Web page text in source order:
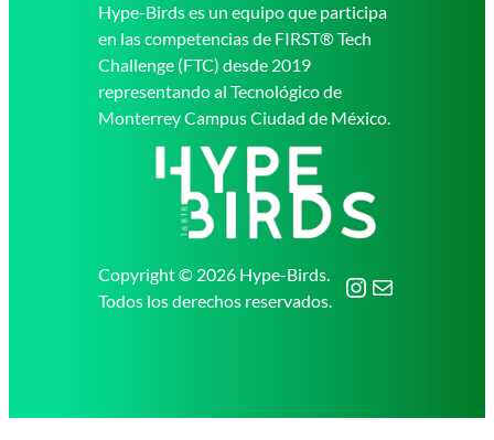
Hype-Birds es un equipo que participa
en las competencias de FIRST® Tech
Challenge (FTC) desde 2019
representando al Tecnológico de
Monterrey Campus Ciudad de México.
Copyright © 2026 Hype-Birds.
Todos los derechos reservados.